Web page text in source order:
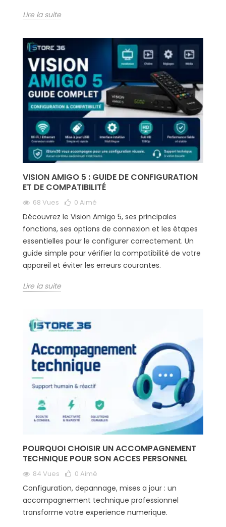
Lire la suite
VISION AMIGO 5 : GUIDE DE CONFIGURATION
ET DE COMPATIBILITÉ
68 Vues 0 Aimé
Découvrez le Vision Amigo 5, ses principales
fonctions, ses options de connexion et les étapes
essentielles pour le configurer correctement. Un
guide simple pour vérifier la compatibilité de votre
appareil et éviter les erreurs courantes.
Lire la suite
POURQUOI CHOISIR UN ACCOMPAGNEMENT
TECHNIQUE POUR SON ACCES PERSONNEL
84 Vues 0 Aimé
Configuration, depannage, mises a jour : un
accompagnement technique professionnel
transforme votre experience numerique.